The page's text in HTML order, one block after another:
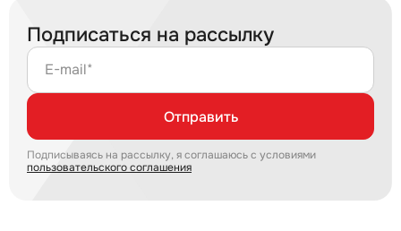
Подписаться на рассылку
E-mail*
Отправить
Подписываясь на рассылку, я соглашаюсь с условиями
пользовательского соглашения